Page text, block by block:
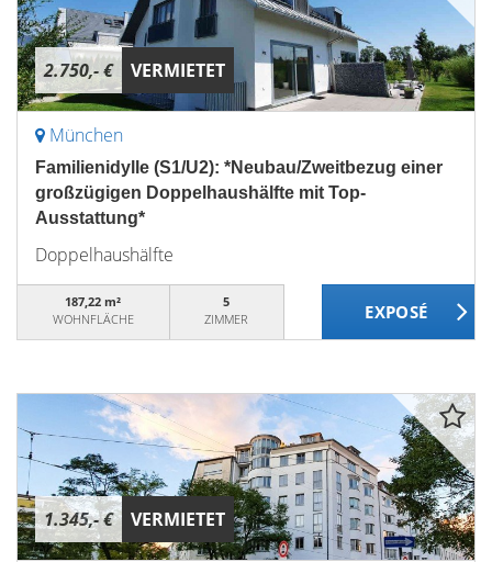
2.750,- € VERMIETET
München
Familienidylle (S1/U2): *Neubau/Zweitbezug einer
großzügigen Doppelhaushälfte mit Top-
Ausstattung*
Doppelhaushälfte
187,22 m²
WOHNFLÄCHE
5
ZIMMER
1.345,- € VERMIETET